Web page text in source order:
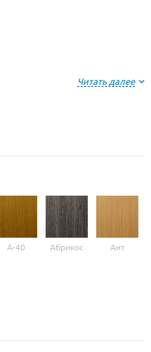
Читать далее
A-40 Абрикос Ант